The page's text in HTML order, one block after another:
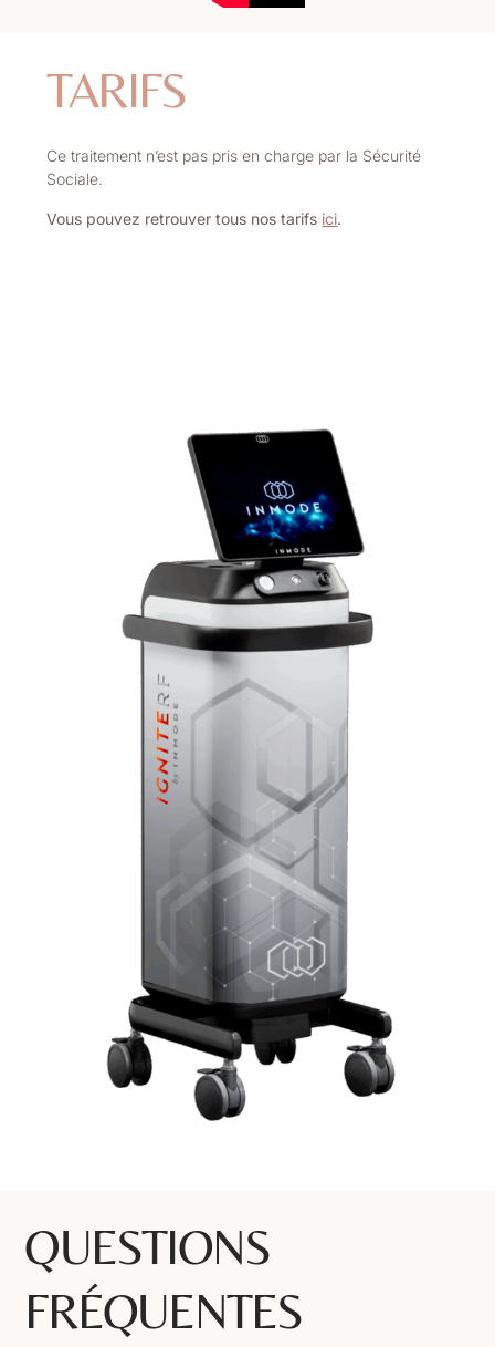
TARIFS
Ce traitement n’est pas pris en charge par la Sécurité
Sociale.
Vous pouvez retrouver tous nos tarifs ici.
QUESTIONS
FRÉQUENTES